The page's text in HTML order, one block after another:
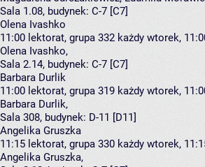
Sala 1.08, budynek: C-7 [C7]
Olena Ivashko
11:00 lektorat, grupa 332 każdy wtorek,
Olena Ivashko,
Sala 2.14, budynek: C-7 [C7]
Barbara Durlik
11:00 lektorat, grupa 319 każdy wtorek,
Barbara Durlik,
Sala 308, budynek: D-11 [D11]
Angelika Gruszka
11:15 lektorat, grupa 330 każdy wtorek,
Angelika Gruszka,